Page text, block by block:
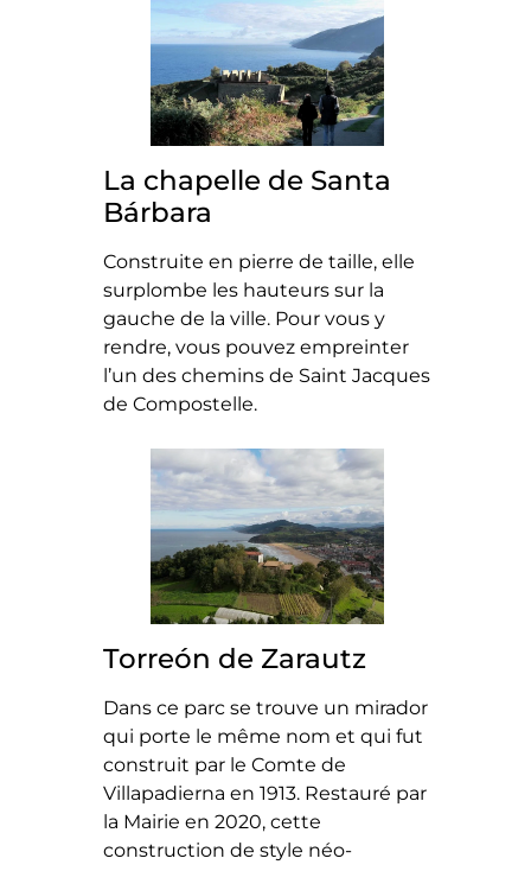
La chapelle de Santa
Bárbara
Construite en pierre de taille, elle
surplombe les hauteurs sur la
gauche de la ville. Pour vous y
rendre, vous pouvez empreinter
l’un des chemins de Saint Jacques
de Compostelle.
Torreón de Zarautz
Dans ce parc se trouve un mirador
qui porte le même nom et qui fut
construit par le Comte de
Villapadierna en 1913. Restauré par
la Mairie en 2020, cette
construction de style néo-